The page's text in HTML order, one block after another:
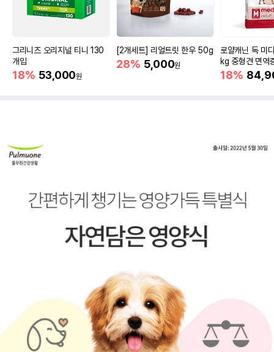
그리니즈 오리지널 티니 130
개입
18% 53,000원
[2개세트] 리얼트릿 한우 50g
28% 5,000원
로얄캐닌 독 미
kg 중형견 면역
18%